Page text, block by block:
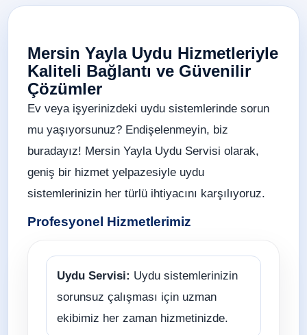
Mersin Yayla Uydu Hizmetleriyle
Kaliteli Bağlantı ve Güvenilir
Çözümler
Ev veya işyerinizdeki uydu sistemlerinde sorun
mu yaşıyorsunuz? Endişelenmeyin, biz
buradayız! Mersin Yayla Uydu Servisi olarak,
geniş bir hizmet yelpazesiyle uydu
sistemlerinizin her türlü ihtiyacını karşılıyoruz.
Profesyonel Hizmetlerimiz
Uydu Servisi: Uydu sistemlerinizin
sorunsuz çalışması için uzman
ekibimiz her zaman hizmetinizde.